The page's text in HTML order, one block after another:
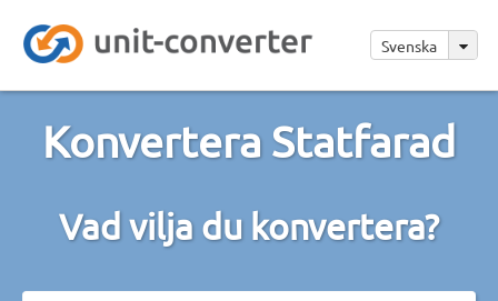
Svenska
Konvertera Statfarad
Vad vilja du konvertera?